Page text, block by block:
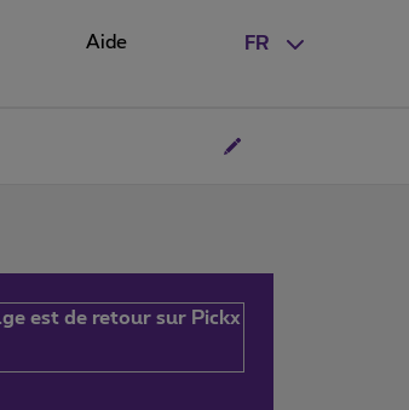
FR
Aide
est de retour sur Pickx